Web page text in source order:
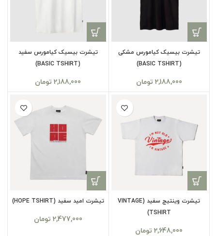
تیشرت بیسیک کیامورس مشکی
(BASIC TSHIRT)
2,188,000 تومان
تیشرت بیسیک کیامورس سفید
(BASIC TSHIRT)
2,188,000 تومان
تیشرت وینتیج سفید (VINTAGE
TSHIRT)
2,648,000 تومان
تیشرت امید سفید (HOPE TSHIRT)
2,477,000 تومان